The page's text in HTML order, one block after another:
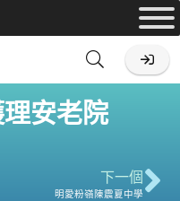
安老院
下一個
明愛粉嶺陳震夏中學